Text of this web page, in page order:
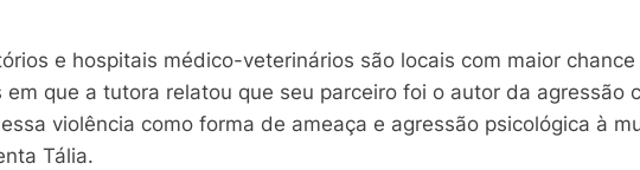
e hospitais médico-veterinários são locais com maior
que a tutora relatou que seu parceiro foi o autor da agressão
violência como forma de ameaça e agressão psicológica à
Tália.